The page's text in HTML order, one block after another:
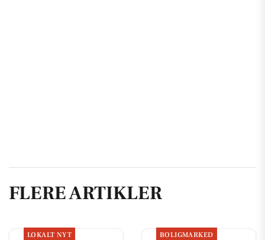
FLERE ARTIKLER
LOKALT NYT BOLIGMARKED